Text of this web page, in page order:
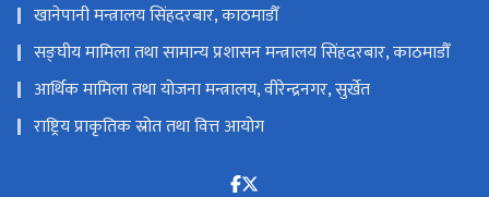
खानेपानी मन्त्रालय सिंहदरबार, काठमाडौँ
सङ्‍घीय मामिला तथा सामान्य प्रशासन मन्त्रालय सिंहदरबार, काठमाडौँ
आर्थिक मामिला तथा योजना मन्त्रालय, वीरेन्द्रनगर, सुर्खेत
राष्ट्रिय प्राकृतिक स्रोत तथा वित्त आयोग